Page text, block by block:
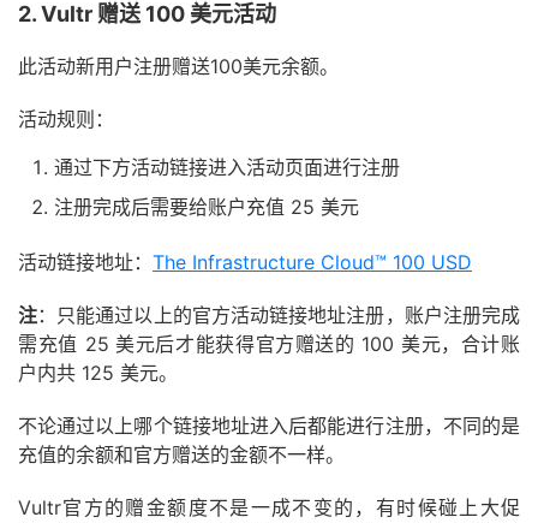
2. Vultr 赠送 100 美元活动
此活动新用户注册赠送100美元余额。
活动规则：
通过下方活动链接进入活动页面进行注册
注册完成后需要给账户充值 25 美元
活动链接地址： The Infrastructure Cloud™ 100 USD
注：只能通过以上的官方活动链接地址注册，账户注册完成
需充值 25 美元后才能获得官方赠送的 100 美元，合计账
户内共 125 美元。
不论通过以上哪个链接地址进入后都能进行注册，不同的是
充值的余额和官方赠送的金额不一样。
Vultr官方的赠金额度不是一成不变的，有时候碰上大促